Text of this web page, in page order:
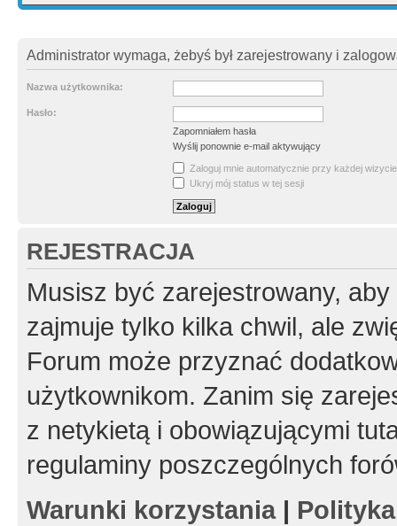
Administrator wymaga, żebyś był zarejestrowany i
Nazwa użytkownika:
Hasło:
Zapomniałem hasła
Wyślij ponownie e-mail aktywujący
Zaloguj mnie automatycznie przy każdej wizycie
Ukryj mój status w tej sesji
REJESTRACJA
Musisz być zarejestrowany,
zajmuje tylko kilka chwil, ale
Forum może przyznać
użytkownikom. Zanim się
z netykietą i obowiązującymi
regulaminy poszczególnych
Warunki korzystania|